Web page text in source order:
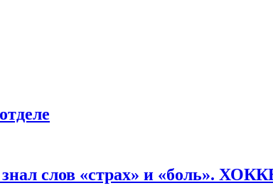
слов «страх» и «боль».